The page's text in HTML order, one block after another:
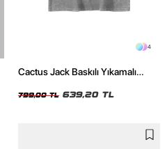
4
Cactus Jack Baskılı Yıkamalı
799,00 TL 639,20 TL